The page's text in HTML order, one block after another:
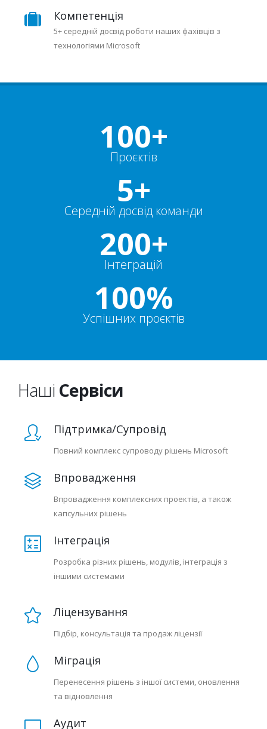
Компетенція
5+ середній досвід роботи наших фахівців з
технологіями Microsoft
100+
Проєктів
5+
Середній досвід команди
200+
Інтеграцій
100%
Успішних проєктів
Наші Сервіси
Підтримка/Супровід
Повний комплекс супроводу рішень Microsoft
Впровадження
Впровадження комплексних проектів, а також
капсульних рішень
Інтеграція
Розробка різних рішень, модулів, інтеграція з
іншими системами
Ліцензування
Підбір, консультація та продаж ліцензії
Міграція
Перенесення рішень з іншої системи, оновлення
та відновлення
Аудит